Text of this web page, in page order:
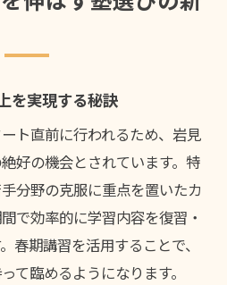
期講習で差をつける秘訣
期講習がもたらす学習効果
庭学習の連携が学力差の鍵
目標達成をサポートする体
期講習のメリットを紹介
の塾春期講習徹底比較
を実現する秘訣
ト直前に行われるため、岩見
好の機会とされています。特
分野の克服に重点を置いたカ
で効率的に学習内容を復習・
春期講習を活用することで、
て臨めるようになります。